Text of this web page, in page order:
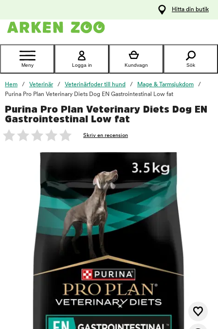
Kontakta
Hitta din butik
Meny Logga in Kundvagn Sök
Hem Veterinär Veterinärfoder till hund
Mage & Tarmsjukdom
Purina Pro Plan Veterinary Diets Dog EN Gastrointestinal Low fat
Purina Pro Plan Veterinary Diets Dog EN
Gastrointestinal Low fat
Skriv en recension
foo